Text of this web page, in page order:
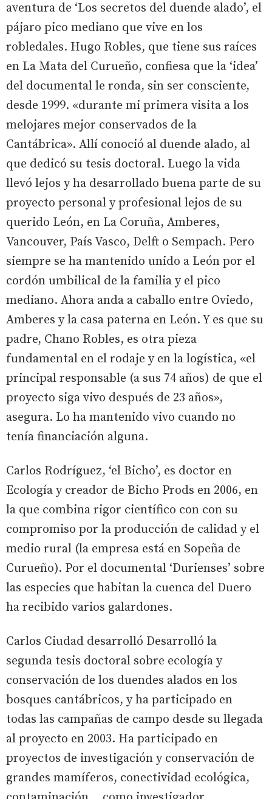
aventura de ‘Los secretos del duende alado’, el
pájaro pico mediano que vive en los
robledales. Hugo Robles, que tiene sus raíces
en La Mata del Curueño, confiesa que la ‘idea’
del documental le ronda, sin ser consciente,
desde 1999. «durante mi primera visita a los
melojares mejor conservados de la
Cantábrica». Allí conoció al duende alado, al
que dedicó su tesis doctoral. Luego la vida
llevó lejos y ha desarrollado buena parte de su
proyecto personal y profesional lejos de su
querido León, en La Coruña, Amberes,
Vancouver, País Vasco, Delft o Sempach. Pero
siempre se ha mantenido unido a León por el
cordón umbilical de la familia y el pico
mediano. Ahora anda a caballo entre Oviedo,
Amberes y la casa paterna en León. Y es que su
padre, Chano Robles, es otra pieza
fundamental en el rodaje y en la logística, «el
principal responsable (a sus 74 años) de que el
proyecto siga vivo después de 23 años»,
asegura. Lo ha mantenido vivo cuando no
tenía financiación alguna.
Carlos Rodríguez, ‘el Bicho’, es doctor en
Ecología y creador de Bicho Prods en 2006, en
la que combina rigor científico con con su
compromiso por la producción de calidad y el
medio rural (la empresa está en Sopeña de
Curueño). Por el documental ‘Durienses’ sobre
las especies que habitan la cuenca del Duero
ha recibido varios galardones.
Carlos Ciudad desarrolló Desarrolló la
segunda tesis doctoral sobre ecología y
conservación de los duendes alados en los
bosques cantábricos, y ha participado en
todas las campañas de campo desde su llegada
al proyecto en 2003. Ha participado en
proyectos de investigación y conservación de
grandes mamíferos, conectividad ecológica,